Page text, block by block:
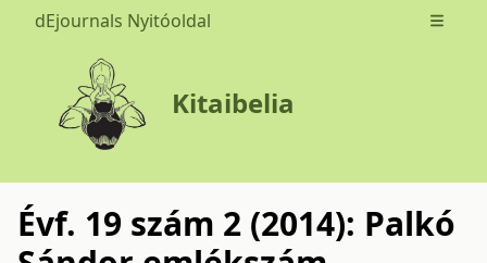
dEjournals Nyitóoldal Open
Kitaibelia
Évf. 19 szám 2 (2014): Palkó